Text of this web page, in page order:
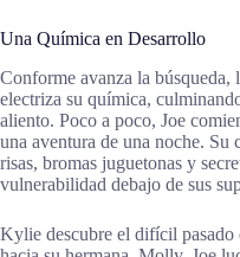
Una Química en Desarrollo
Conforme avanza la búsqueda,
electriza su química,
aliento. Poco a poco, Joe
una aventura de una noche. Su
risas, bromas juguetonas y
vulnerabilidad debajo de sus
Kylie descubre el difícil pasado